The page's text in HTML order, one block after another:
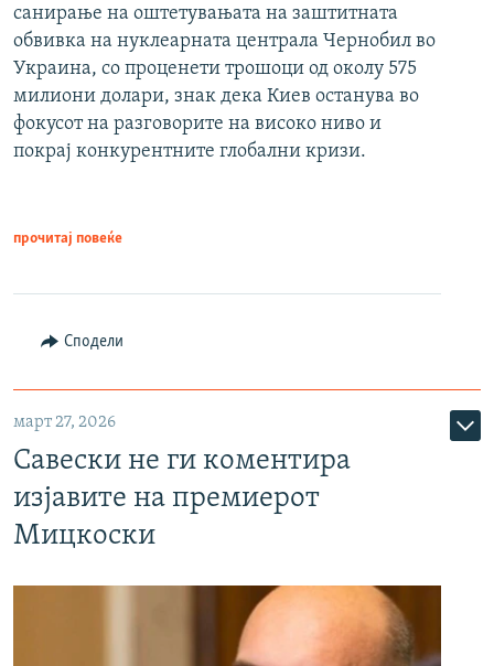
санирање на оштетувањата на заштитната
обвивка на нуклеарната централа Чернобил во
Украина, со проценети трошоци од околу 575
милиони долари, знак дека Киев останува во
фокусот на разговорите на високо ниво и
покрај конкурентните глобални кризи.
прочитај повеќе
Сподели
март 27, 2026
Савески не ги коментира
изјавите на премиерот
Мицкоски